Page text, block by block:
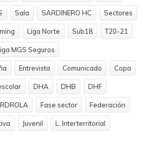
Sala SARDINERO HC Sectores
Liga Norte Sub18 T20-21
MGS Seguros
Entrevista Comunicado Copa
DHA DHB DHF
Fase sector Federación
Juvenil L. Interterritorial